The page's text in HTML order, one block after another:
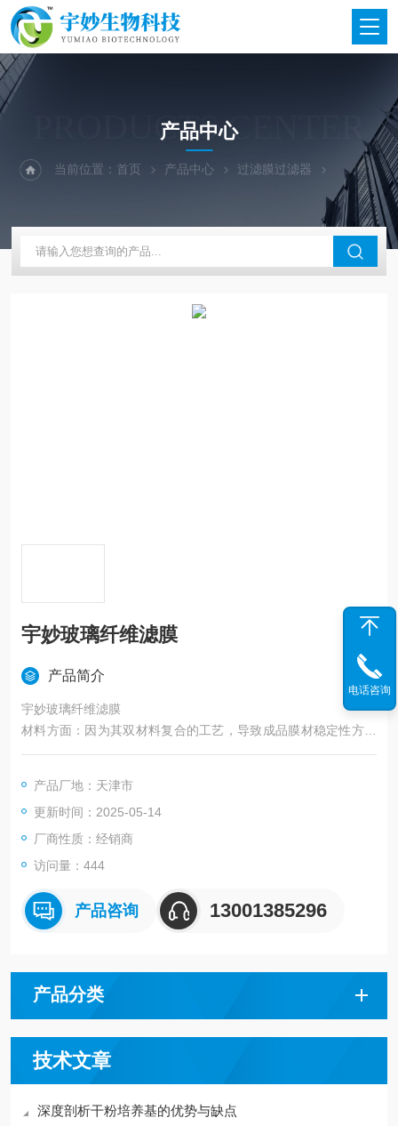
PRODUCTS CENTER
产品中心
当前位置：首页 产品中心 过滤膜过滤器 宇妙生物
宇妙玻璃纤维滤膜
产品简介
宇妙玻璃纤维滤膜
材料方面：因为其双材料复合的工艺，导致成品膜材稳定性方面
受到更多的制约。 孔径方面：孔径梯度大，在0.7-1.0um之间，
性，也无法显现精准的过滤控制。
产品厂地：天津市
更新时间：2025-05-14
厂商性质：经销商
访问量：444
产品咨询 13001385296
产品分类
技术文章
深度剖析干粉培养基的优势与缺点
电话咨询